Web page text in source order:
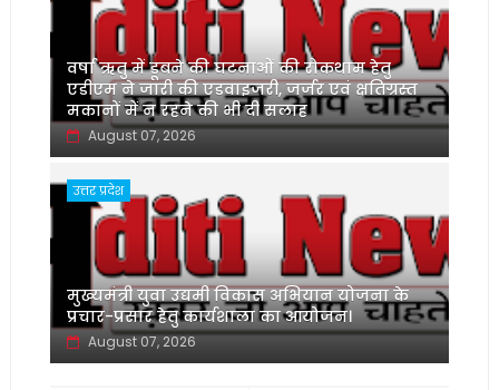
वर्षा ऋतु में डूबने की घटनाओं की रोकथाम हेतु
एडीएम ने जारी की एडवाइजरी, जर्जर एवं क्षतिग्रस्त
मकानों में न रहने की भी दी सलाह
August 07, 2026
उत्तर प्रदेश
मुख्यमंत्री युवा उद्यमी विकास अभियान योजना के
प्रचार-प्रसार हेतु कार्यशाला का आयोजन।
August 07, 2026